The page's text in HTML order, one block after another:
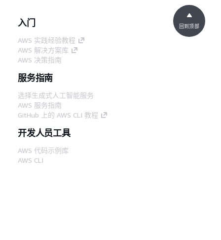
入门
AWS 实践经验教程
AWS 解决方案库
AWS 决策指南
服务指南
选择生成式人工智能服务
AWS 服务指南
GitHub 上的 AWS CLI 教程
开发人员工具
AWS 代码示例库
AWS CLI
回到顶部